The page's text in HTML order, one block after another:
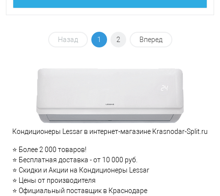
Назад 1 2 Вперед
Кондиционеры Lessar в интернет-магазине Krasnodar-Split.ru
⭐ Более 2 000 товаров!
⭐ Бесплатная доставка - от 10 000 руб.
⭐ Скидки и Акции на Кондиционеры Lessar
⭐ Цены от производителя
⭐ Официальный поставщик в Краснодаре